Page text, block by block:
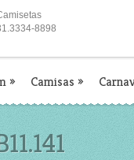
8898
» Camisas »